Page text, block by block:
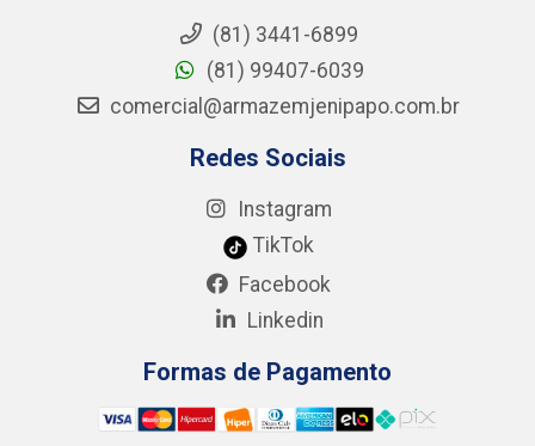
(81) 3441-6899
(81) 99407-6039
comercial@armazemjenipapo.com.br
Redes Sociais
Instagram
TikTok
Facebook
Linkedin
Formas de Pagamento